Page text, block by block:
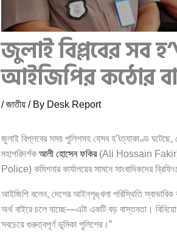
জুলাই বিপ্লবের সব
আইজিপির কঠোর
/ জাতীয়/ By Desk Report
জুলাই বিপ্লবের সময় পুলিশসহ যেসব হ’\ত্যাকাণ্ড ঘটেছে,
মহাপরিদর্শক আলী হোসেন ফকির(Ali Hossain Fakir)।
Police) কমিশনার কার্যালয়ের সামনে সাংবাদিকদের
আইজিপি বলেন, দেশের আইনশৃঙ্খলা পরিস্থিতি স্বাভাবিক
অর্থ বাইরে চলে যাচ্ছে—এটা একটি বড় বাস্তবতা।
সবচেয়ে গুরুত্বপূর্ণ ভূমিকা পুলিশের।”